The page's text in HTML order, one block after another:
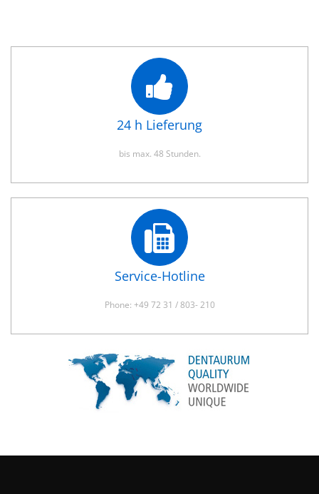
24 h Lieferung
bis max. 48 Stunden.
Service-Hotline
Phone: +49 72 31 / 803- 210